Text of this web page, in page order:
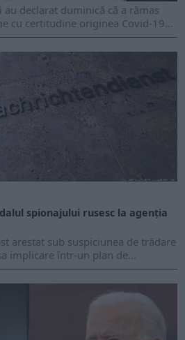
declarat duminică că a rămas
cu certitudine originea Covid-19...
spionajului rusesc la agenția
arestat sub suspiciunea de trădare
implicare într-un plan de...